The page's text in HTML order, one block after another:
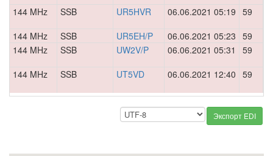
144 MHz SSB UR5HVR 06.06.2021 05:19 59
144 MHz
SSB UR5EH/P 06.06.2021 05:23 59
144 MHz
SSB UW2V/P 06.06.2021 05:31 59
144 MHz
SSB UT5VD 06.06.2021 12:40 59
Экспорт EDI